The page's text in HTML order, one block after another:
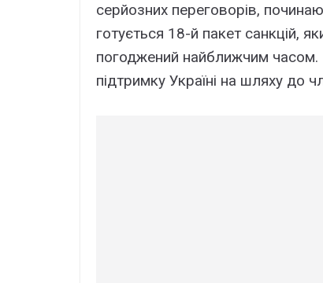
серйозних переговорів,
готується 18-й пакет санкцій,
погоджений найближчим часом.
підтримку Україні на шляху до